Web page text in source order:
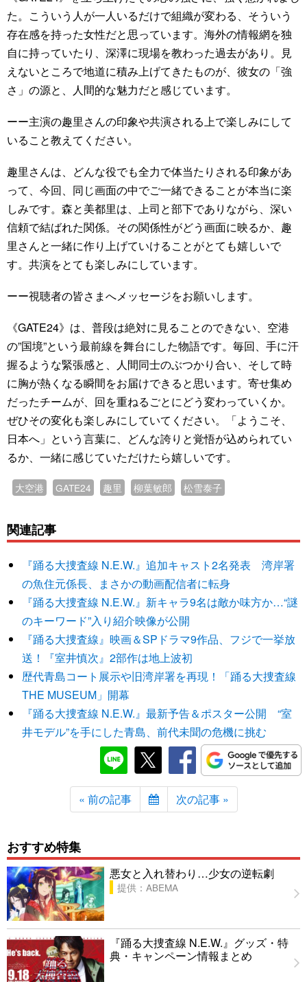
た。こういう人が一人いるだけで組織が変わる、そういう
存在感を持った女性だと思っています。海外の情報網を独
自に持っていたり、深澤に現場を教わった過去があり。見
えないところで地道に積み上げてきたものが、彼女の「強
さ」の源と、人間的な魅力だと感じています。
ーー主演の趣里さんの印象や共演される上で楽しみにして
いること教えてください。
趣里さんは、どんな役でも全力で体当たりされる印象があ
って、今回、同じ画面の中でご一緒できることが本当に楽
しみです。森と美都里は、上司と部下でありながら、深い
信頼で結ばれた関係。その関係性がどう画面に映るか、趣
里さんと一緒に作り上げていけることがとても嬉しいで
す。共演をとても楽しみにしています。
ーー視聴者の皆さまへメッセージをお願いします。
《GATE24》は、普段は絶対に見ることのできない、空港
の”国境”という最前線を舞台にした物語です。毎回、手に汗
握るような緊張感と、人間同士のぶつかり合い、そして時
に胸が熱くなる瞬間をお届けできると思います。寄せ集め
だったチームが、回を重ねるごとにどう変わっていくか。
ぜひその変化も楽しみにしていてください。「ようこそ、
日本へ」という言葉に、どんな誇りと覚悟が込められてい
るか、一緒に感じていただけたら嬉しいです。
大空港 GATE24 趣里 柳葉敏郎 松雪泰子
関連記事
『踊る大捜査線 N.E.W.』追加キャスト2名発表 湾岸署
の魚住元係長、まさかの動画配信者に転身
『踊る大捜査線 N.E.W.』新キャラ9名は敵か味方か…“謎
のキーワード”入り紹介映像が公開
『踊る大捜査線』映画＆SPドラマ9作品、フジで一挙放
送！『室井慎次』2部作は地上波初
歴代青島コート展示や旧湾岸署を再現！「踊る大捜査線
THE MUSEUM」開幕
『踊る大捜査線 N.E.W.』最新予告＆ポスター公開 “室
井モデル”を手にした青島、前代未聞の危機に挑む
« 前の記事 次の記事 »
おすすめ特集
悪女と入れ替わり…少女の逆転劇
提供：ABEMA
『踊る大捜査線 N.E.W.』グッズ・特
典・キャンペーン情報まとめ